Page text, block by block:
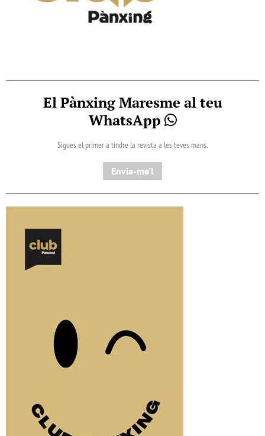
El Pànxing Maresme al teu
WhatsApp
Sigues el primer a tindre la revista a les teves mans.
Envia-me'l